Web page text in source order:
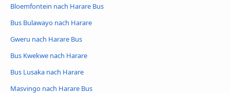
Bloemfontein nach Harare Bus
Bus Bulawayo nach Harare
Gweru nach Harare Bus
Bus Kwekwe nach Harare
Bus Lusaka nach Harare
Masvingo nach Harare Bus